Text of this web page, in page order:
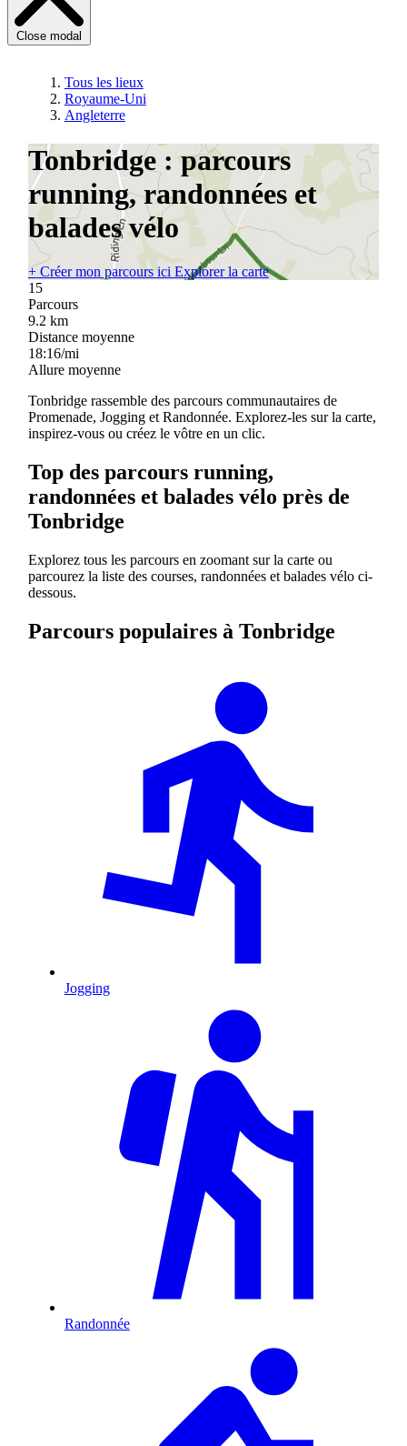
Close modal
Tous les lieux
Royaume-Uni
Angleterre
Tonbridge : parcours
running, randonnées et
balades vélo
+Créer mon parcours ici Explorer la carte
15
Parcours
9.2 km
Distance moyenne
18:16/mi
Allure moyenne
Tonbridge rassemble des parcours communautaires de
Promenade, Jogging et Randonnée. Explorez-les sur la carte,
inspirez-vous ou créez le vôtre en un clic.
Top des parcours running,
randonnées et balades vélo près de
Tonbridge
Explorez tous les parcours en zoomant sur la carte ou
parcourez la liste des courses, randonnées et balades vélo ci-
dessous.
Parcours populaires à Tonbridge
Jogging
Randonnée